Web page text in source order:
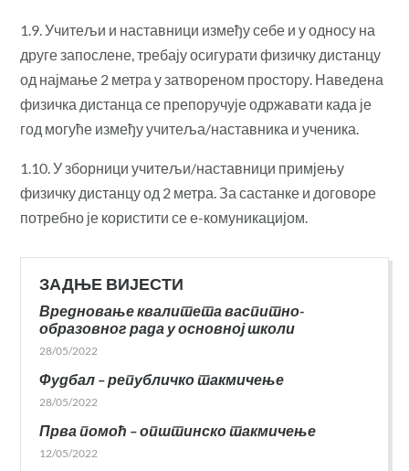
1.9. Учитељи и наставници између себе и у односу на
друге запослене, требају осигурати физичку дистанцу
од најмање 2 метра у затвореном простору. Наведена
физичка дистанца се препоручује одржавати када је
год могуће између учитеља/наставника и ученика.
1.10. У зборници учитељи/наставници примјењу
физичку дистанцу од 2 метра. За састанке и договоре
потребно је користити се е-комуникацијом.
ЗАДЊЕ ВИЈЕСТИ
Вредновање квалитета васпитно-
образовног рада у основној школи
28/05/2022
Фудбал – републичко такмичење
28/05/2022
Прва помоћ – општинско такмичење
12/05/2022